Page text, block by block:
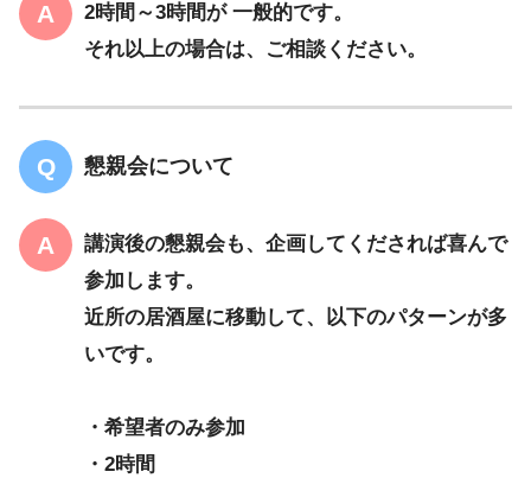
2時間～3時間が 一般的です。
それ以上の場合は、ご相談ください。
懇親会について
講演後の懇親会も、企画してくだされば喜んで
参加します。
近所の居酒屋に移動して、以下のパターンが多
いです。
・希望者のみ参加
・2時間